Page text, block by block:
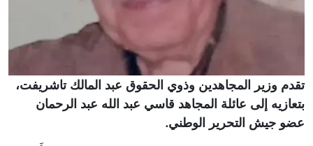
تقدم وزير المجاهدين وذوي الحقوق عبد المالك تاشريفت،
بتعازيه إلى عائلة المجاهد قاسي عبد الله عبد الرحمان
عضو جيش التحرير الوطني.